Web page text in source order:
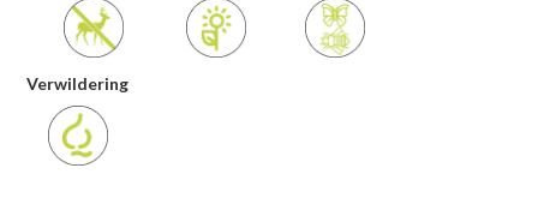
Verwildering